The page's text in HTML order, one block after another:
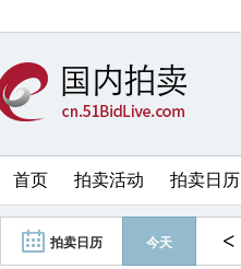
首页 拍卖活动 拍卖日历
拍卖日历 今天 <